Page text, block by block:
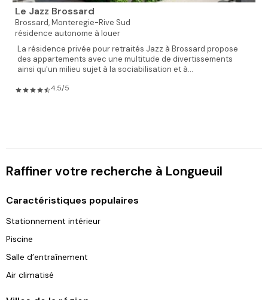
Le Jazz Brossard
Brossard,Monteregie-Rive Sud
résidence autonome à louer
La résidence privée pour retraités Jazz à Brossard propose
des appartements avec une multitude de divertissements
ainsi qu'un milieu sujet à la sociabilisation et à...
4.5/5
Raffiner votre recherche à Longueuil
Caractéristiques populaires
Stationnement intérieur
Piscine
Salle d’entraînement
Air climatisé